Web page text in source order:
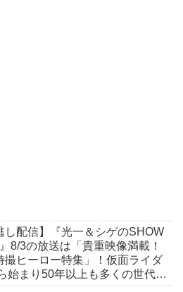
し配信】『光一＆シゲのSHOW
8/3の放送は「貴重映像満載！
撮ヒーロー特集」！仮面ライダ
始まり50年以上も多くの世代に